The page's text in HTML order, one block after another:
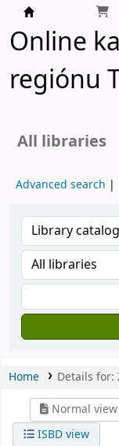
Turčianske
Online
regiónu
All libraries
Advanced search
Home Details for:
Normal view
ISBD view